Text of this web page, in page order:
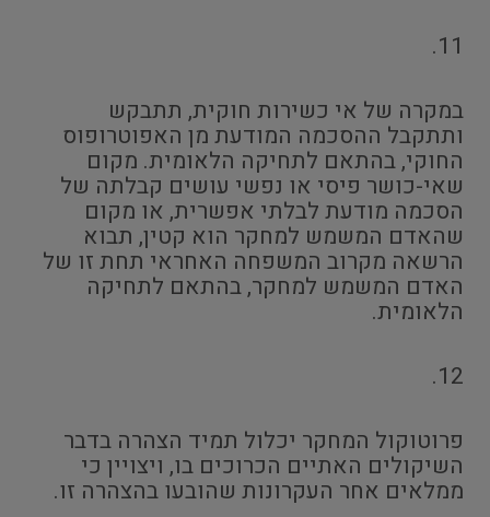
11.
במקרה של אי כשירות חוקית, תתבקש
ותתקבל ההסכמה המודעת מן האפוטרופוס
החוקי, בהתאם לתחיקה הלאומית. מקום
שאי-כושר פיסי או נפשי עושים קבלתה של
הסכמה מודעת לבלתי אפשרית, או מקום
שהאדם המשמש למחקר הוא קטין, תבוא
הרשאה מקרוב המשפחה האחראי תחת זו של
האדם המשמש למחקר, בהתאם לתחיקה
הלאומית.
12.
פרוטוקול המחקר יכלול תמיד הצהרה בדבר
השיקולים האתיים הכרוכים בו, ויצויין כי
ממלאים אחר העקרונות שהובעו בהצהרה זו.